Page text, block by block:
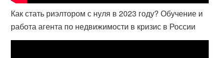
Как стать риэлтором с нуля в 2023 году? Обучение и
работа агента по недвижимости в кризис в России